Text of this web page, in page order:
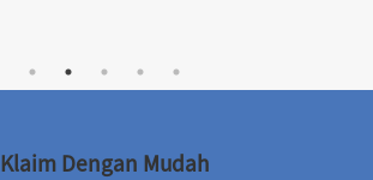
Klaim Dengan Mudah